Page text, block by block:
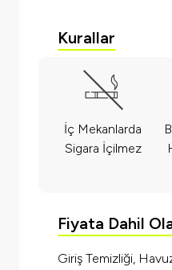
Kurallar
İç Mekanlarda
Sigara İçilmez
Fiyata Dahil
Giriş Temizliği,